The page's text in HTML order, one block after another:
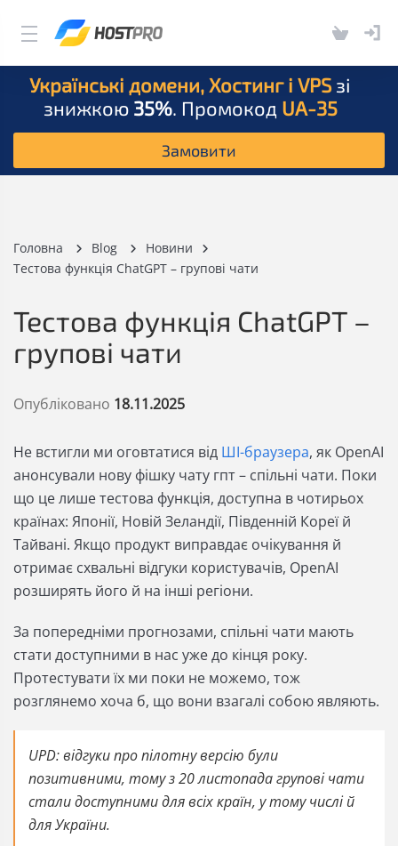
Українські домени, Хостинг і VPS зі
знижкою 35%. Промокод UA-35
Замовити
Головна Blog
Новини
Тестова функція ChatGPT – групові чати
Тестова функція ChatGPT –
групові чати
Опубліковано 18.11.2025
Не встигли ми оговтатися від ШІ-браузера, як OpenAI
анонсували нову фішку чату гпт – спільні чати. Поки
що це лише тестова функція, доступна в чотирьох
країнах: Японії, Новій Зеландії, Південній Кореї й
Тайвані. Якщо продукт виправдає очікування й
отримає схвальні відгуки користувачів, OpenAI
розширять його й на інші регіони.
За попередніми прогнозами, спільні чати мають
стати доступними в нас уже до кінця року.
Протестувати їх ми поки не можемо, тож
розглянемо хоча б, що вони взагалі собою являють.
UPD: відгуки про пілотну версію були
позитивними, тому з 20 листопада групові чати
стали доступними для всіх країн, у тому числі й
для України.